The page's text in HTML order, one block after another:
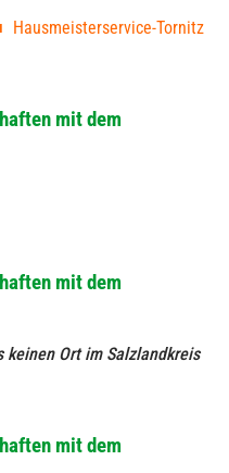
Hausmeisterservice-Tornitz
mit dem
mit dem
Ort im Salzlandkreis
mit dem